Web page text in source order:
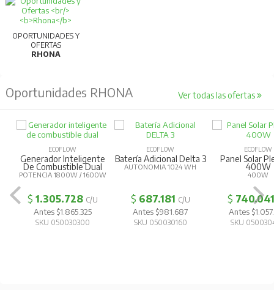
OPORTUNIDADES Y
OFERTAS
RHONA
Oportunidades RHONA Ver todas las ofertas
ECOFLOW
Generador Inteligente
De Combustible Dual
POTENCIA 1800W / 1600W
$ 1.305.728 C/U
Antes $1.865.325
SKU 050030300
ECOFLOW
Batería Adicional Delta 3
AUTONOMIA 1024 WH
$ 687.181 C/U
Antes $981.687
SKU 050030160
ECOFLOW
Panel Solar
400W
400W
$ 740.041
Antes
SKU